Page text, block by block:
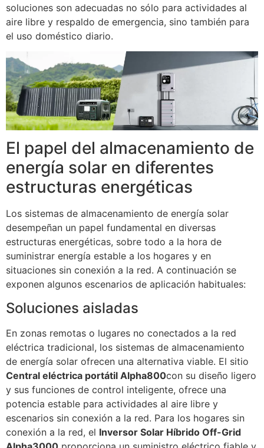
soluciones son adecuadas no sólo para actividades al
aire libre y respaldo de emergencia, sino también para
el uso doméstico diario.
El papel del almacenamiento de
energía solar en diferentes
estructuras energéticas
Los sistemas de almacenamiento de energía solar
desempeñan un papel fundamental en diversas
estructuras energéticas, sobre todo a la hora de
suministrar energía estable a los hogares y en
situaciones sin conexión a la red. A continuación se
exponen algunos escenarios de aplicación habituales:
Soluciones aisladas
En zonas remotas o lugares no conectados a la red
eléctrica tradicional, los sistemas de almacenamiento
de energía solar ofrecen una alternativa viable. El sitio
Central eléctrica portátil Alpha800con su diseño ligero
y sus funciones de control inteligente, ofrece una
potencia estable para actividades al aire libre y
escenarios sin conexión a la red. Para los hogares sin
conexión a la red, el Inversor Solar Híbrido Off-Grid